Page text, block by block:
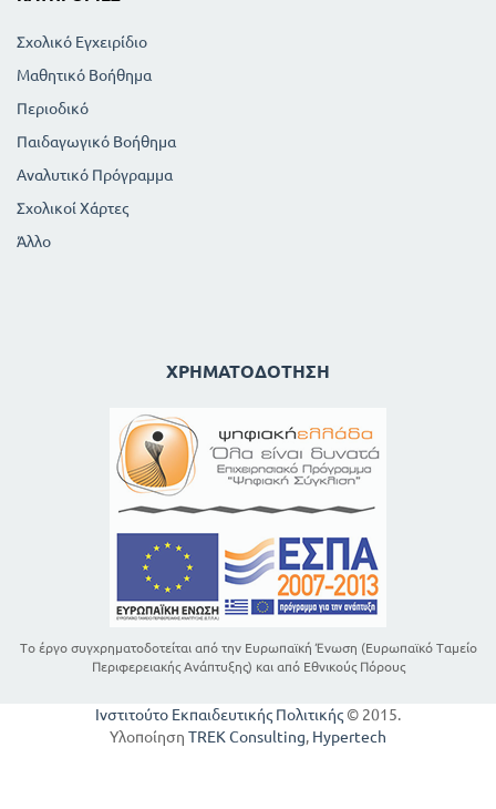
Σχολικό Εγχειρίδιο
Μαθητικό Βοήθημα
Περιοδικό
Παιδαγωγικό Βοήθημα
Αναλυτικό Πρόγραμμα
Σχολικοί Χάρτες
Άλλο
ΧΡΗΜΑΤΟΔΌΤΗΣΗ
Το έργο συγχρηματοδοτείται από την Ευρωπαϊκή Ένωση (Ευρωπαϊκό Ταμείο
Περιφερειακής Ανάπτυξης) και από Εθνικούς Πόρους
Ινστιτούτο Εκπαιδευτικής Πολιτικής © 2015.
Υλοποίηση TREK Consulting, Hypertech